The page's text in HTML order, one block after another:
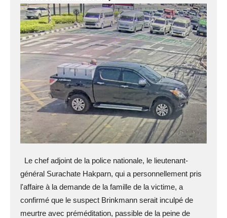
Le chef adjoint de la police nationale, le lieutenant-
général Surachate Hakparn, qui a personnellement pris
l'affaire à la demande de la famille de la victime, a
confirmé que le suspect Brinkmann serait inculpé de
meurtre avec préméditation, passible de la peine de